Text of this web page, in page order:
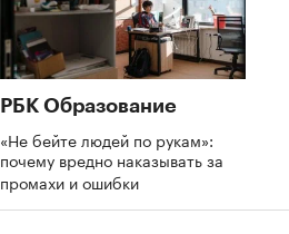
РБК Образование
«Не бейте людей по рукам»:
почему вредно наказывать за
промахи и ошибки